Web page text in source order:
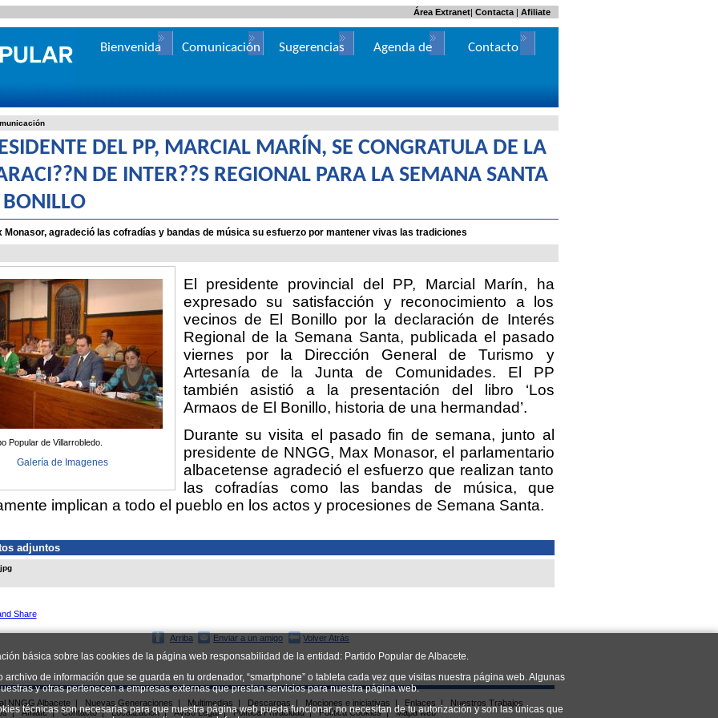
básica sobre las cookies de la página web responsabilidad de la entidad: Partido Popular de Albacete.
de información que se guarda en tu ordenador, “smartphone” o tableta cada vez que visitas nuestra página web. Algunas
y otras pertenecen a empresas externas que prestan servicios para nuestra página web.
técnicas son necesarias para que nuestra página web pueda funcionar, no necesitan de tu autorización y son las únicas que
DEL PP, MARCIAL MARÍN, SE CONGRATULA DE LA
DE INTER??S REGIONAL PARA LA SEMANA SANTA
BONILLO
Monasor, agradeció las cofradías y bandas de música su esfuerzo por mantener vivas las tradiciones
Popular de Villarrobledo.
Galería de Imagenes
El presidente provincial del PP, Marcial Marín, ha
expresado su satisfacción y reconocimiento a los
vecinos de El Bonillo por la declaración de Interés
Regional de
la Semana Santa, publicada el pasado
viernes por
la Dirección General
de Turismo y
Artesanía de
la Junta de Comunidades. El PP
también asistió a la presentación del libro ‘Los
Armaos de El Bonillo, historia de una hermandad’.
Durante su visita el pasado fin de semana, junto al
presidente de NNGG, Max Monasor, el parlamentario
albacetense agradeció el esfuerzo que realizan tanto
las cofradías como las bandas de música, que
implican a todo el pueblo en los actos y procesiones de Semana Santa.
adjuntos
Arriba Enviar a un amigo Volver Atrás
| Contacta| Afiliate
Área Extranet
Bienvenida Comunicación Sugerencias
Agenda de
Contacto
NNGG Albacete | Nuevas Generaciones | Multimedias | Descargas | Mociones e iniciativas | Enlaces |
Nuestros Trabajos
| Afíliate | Contacto | Localizacion | Aviso Legal | Política Privacidad | Política Cookies |
Mapa web